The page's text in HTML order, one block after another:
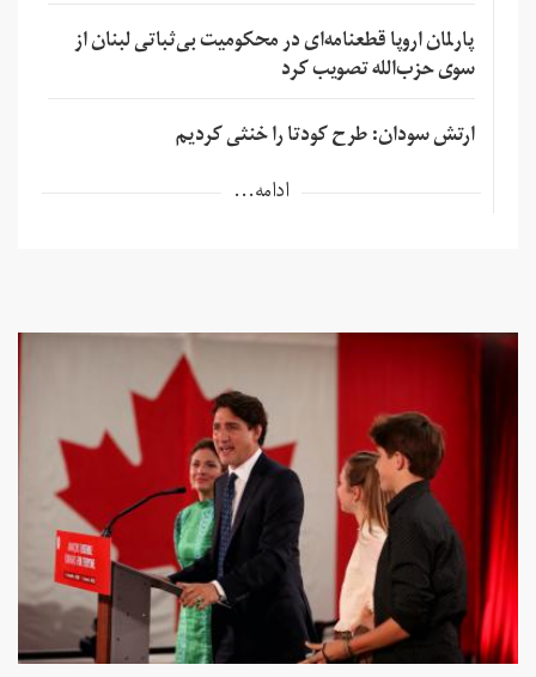
پارلمان اروپا قطعنامه‌ای در محکومیت بی‌ثباتی لبنان از
سوی حزب‌الله تصویب کرد
ارتش سودان: طرح کودتا را خنثی کردیم
ادامه...